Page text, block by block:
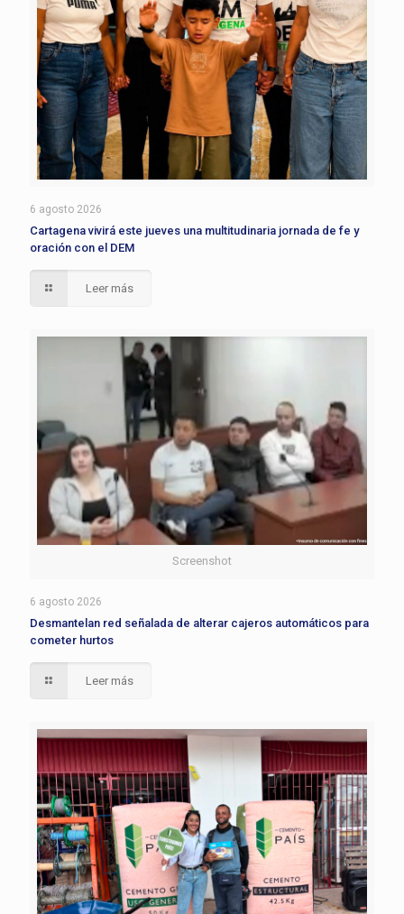
6 agosto 2026
Cartagena vivirá este jueves una multitudinaria jornada de fe y
oración con el DEM
Leer más
Screenshot
6 agosto 2026
Desmantelan red señalada de alterar cajeros automáticos para
cometer hurtos
Leer más